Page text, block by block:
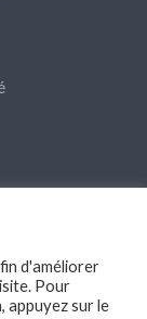
d'améliorer
Pour
appuyez sur le